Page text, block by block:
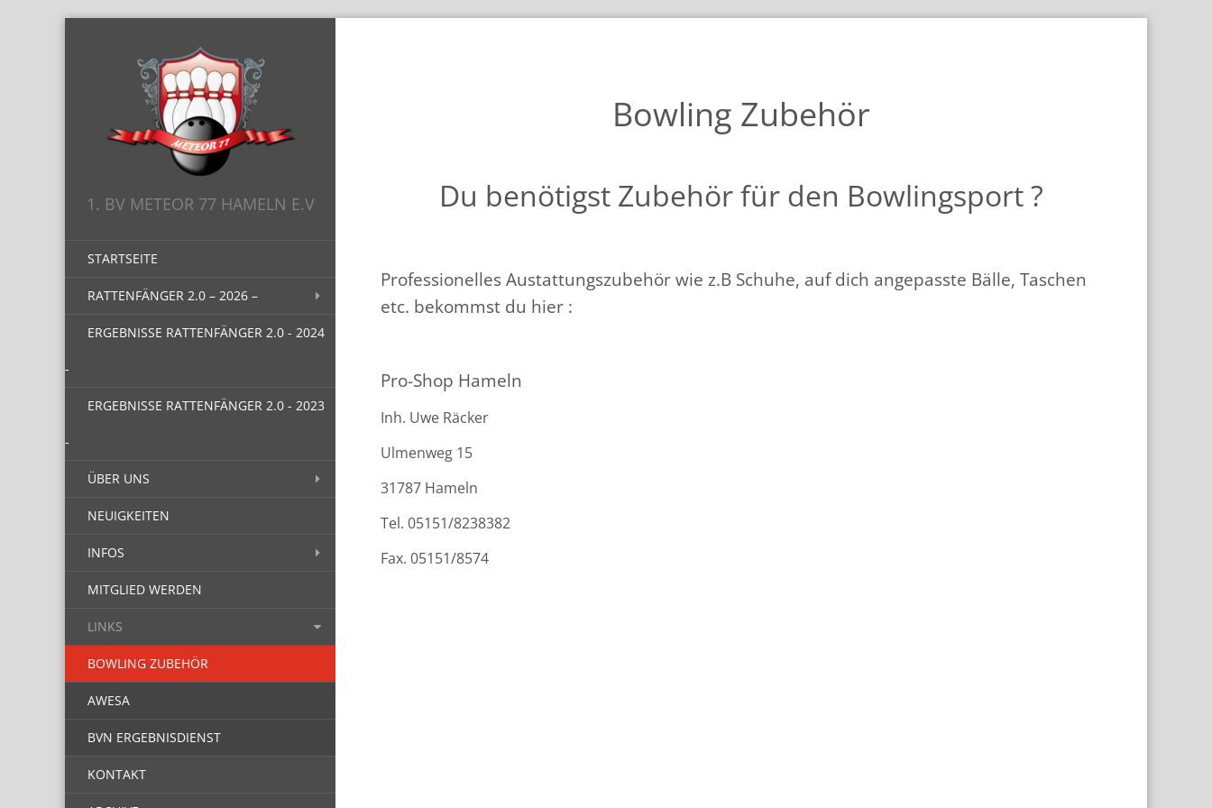
1. BV METEOR 77 HAMELN E.V
STARTSEITE
RATTENFÄNGER 2.0 – 2026 –
ERGEBNISSE RATTENFÄNGER 2.0 - 2024
-
ERGEBNISSE RATTENFÄNGER 2.0 - 2023
-
ÜBER UNS
NEUIGKEITEN
INFOS
MITGLIED WERDEN
LINKS
BOWLING ZUBEHÖR
AWESA
BVN ERGEBNISDIENST
KONTAKT
Bowling Zubehör
Du benö­tigst Zubehör für den Bowlingsport ?
Professionelles Austattungszubehör wie z.B Schuhe, auf dich ange­pass­te Bälle, Taschen
etc. bekommst du hier :
Pro-Shop Hameln
Inh. Uwe Räcker
Ulmenweg 15
31787 Hameln
Tel. 05151/8238382
Fax. 05151/8574